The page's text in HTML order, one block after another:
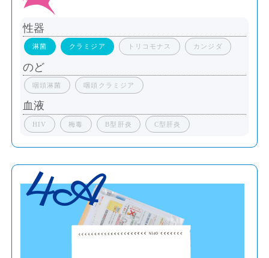
性器
淋菌 クラミジア トリコモナス カンジダ
のど
咽頭淋菌 咽頭クラミジア
血液
HIV 梅毒 B型肝炎 C型肝炎
4A